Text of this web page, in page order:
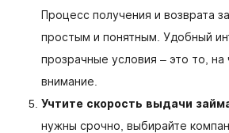
Процесс получения и возврата
простым и понятным. Удобный
прозрачные условия – это то, на
внимание.
Учтите скорость выдачи
нужны срочно, выбирайте